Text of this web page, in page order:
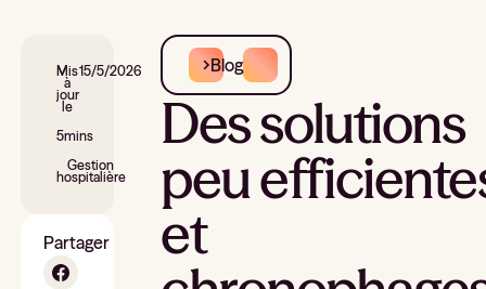
Mis
à
jour
le
15/5/2026
5mins
Gestion
hospitalière
Partager
Blog
Des solutions
peu
et